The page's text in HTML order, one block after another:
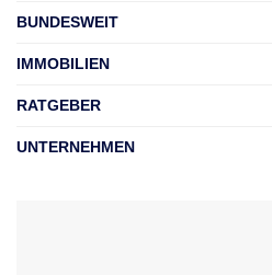
BUNDESWEIT
IMMOBILIEN
RATGEBER
UNTERNEHMEN